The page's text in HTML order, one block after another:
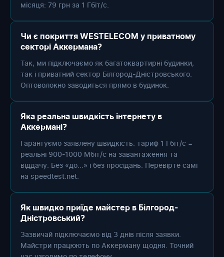
місяця: 79 грн за 1 Гбіт/с.
Чи є покриття WESTELECOM у приватному
секторі Аккермана?
Так, ми підключаємо як багатоквартирні будинки,
так і приватний сектор Білгород-Дністровського.
Оптоволокно заводиться прямо в будинок.
Яка реальна швидкість інтернету в
Аккермані?
Гарантуємо заявлену швидкість: тариф 1 Гбіт/с =
реальні 900-1000 Мбіт/с на завантаження та
віддачу. Без «до...» і без просідань. Перевірте самі
на speedtest.net.
Як швидко приїде майстер в Білгород-
Дністровський?
Зазвичай підключаємо від 3 днів після заявки.
Майстри працюють по Аккерману щодня. Точний